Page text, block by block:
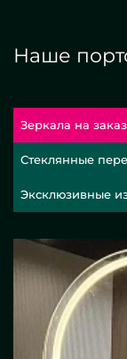
Наше
Зеркала на заказ
Стеклянные
Эксклюзивные